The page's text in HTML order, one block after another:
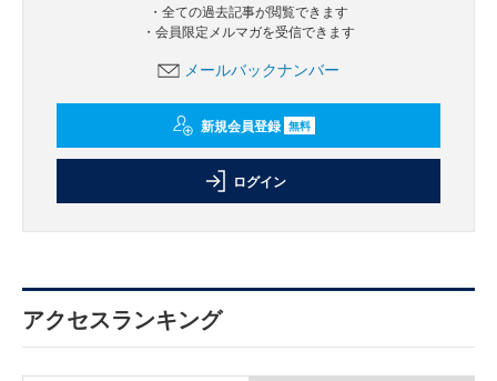
・全ての過去記事が閲覧できます
・会員限定メルマガを受信できます
メールバックナンバー
新規会員登録 無料
ログイン
アクセスランキング